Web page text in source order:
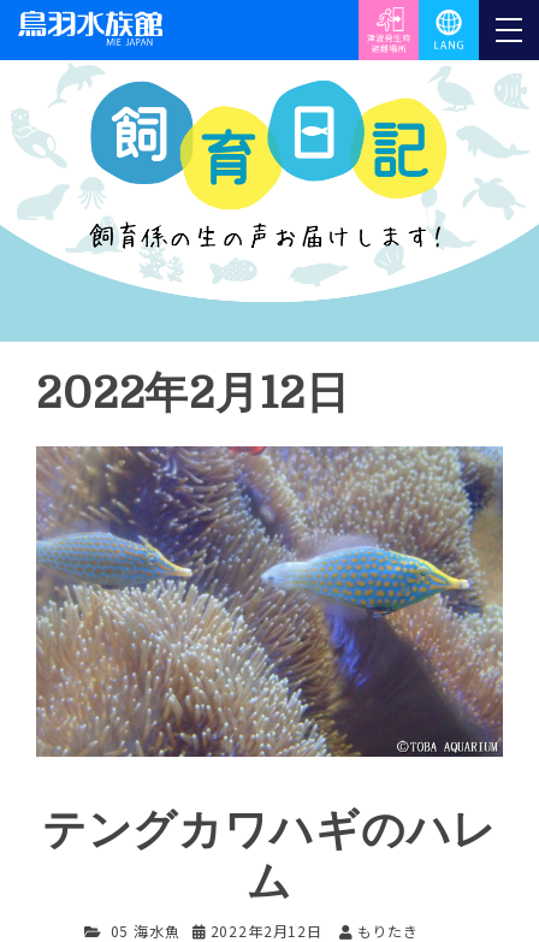
2022年2月12日
テングカワハギのハレ
ム
05 海水魚 2022年2月12日 もりたき